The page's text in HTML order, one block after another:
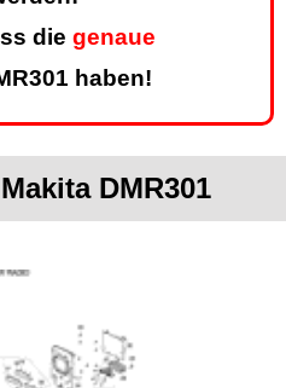
die genaue
haben!
DMR301